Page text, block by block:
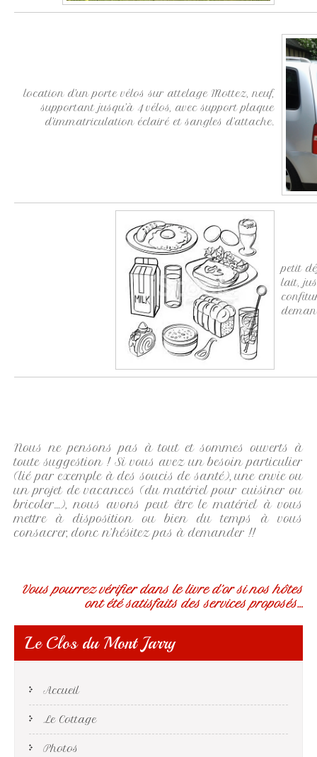
location d’un porte vélos sur attelage Mottez, neuf,
supportant jusqu’à 4 vélos, avec support plaque
d’immatriculation éclairé et sangles d’attache.
petit
lait,
Nous ne pensons pas à tout et sommes ouverts à
toute suggestion ! Si vous avez un besoin particulier
(lié par exemple à des soucis de santé), une envie ou
un projet de vacances (du matériel pour cuisiner ou
bricoler…), nous avons peut être le matériel à vous
mettre à disposition ou bien du temps à vous
consacrer, donc n’hésitez pas à demander !!
Vous pourrez vérifier dans le livre d’or si nos hôtes
ont été satisfaits des services proposés…
Le Clos du Mont Jarry
Accueil
Le Cottage
Photos